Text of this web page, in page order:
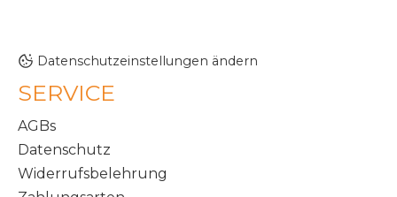
Datenschutzeinstellungen ändern
SERVICE
AGBs
Datenschutz
Widerrufsbelehrung